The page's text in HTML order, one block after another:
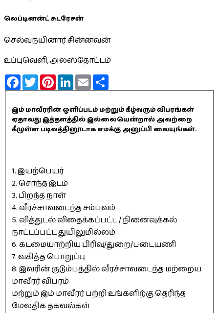
லெப்டினன்ட் சுடரேசன்
செல்வநயினார் சின்னவன்
உப்புவெளி, அலஸ்தோட்டம்
FacebookTwitterPinterestLinkedInEmail
இம் மாவீரரின் ஒளிப்படம் மற்றும் கீழ்வரும் விபரங்கள்
ஏதாவது இத்தளத்தில் இல்லையென்றால் அவற்றை
கீழுள்ள படிவத்தினூடாக எமக்கு அனுப்பி வையுங்கள்.
1. இயற்பெயர்
2. சொந்த இடம்
3. பிறந்த நாள்
4. வீரச்சாவடைந்த சம்பவம்
5. வித்துடல் விதைக்கப்பட்ட / நினைவுக்கல்
நாட்டப்பட்ட துயிலுமில்லம்
6. கடமையாற்றிய பிரிவு/துறை/படையணி
7. வகித்த பொறுப்பு
8. இவரின் குடும்பத்தில் வீரச்சாவடைந்த மற்றைய
மாவீரர் விபரம்
மற்றும் இம் மாவீரர் பற்றி உங்களிற்கு தெரிந்த
மேலதிக தகவல்கள்